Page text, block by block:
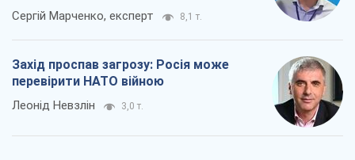
Сергій Марченко, експерт 8,1 т.
Захід проспав загрозу: Росія може
перевірити НАТО війною
Леонід Невзлін 3,0 т.